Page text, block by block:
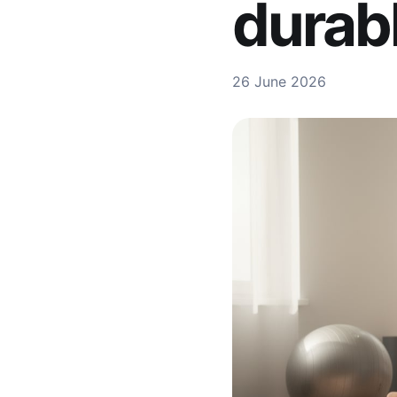
26 June 2026